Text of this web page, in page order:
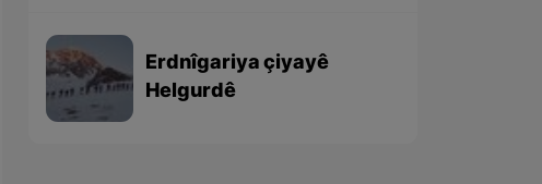
Erdnîgariya çiyayê
Helgurdê